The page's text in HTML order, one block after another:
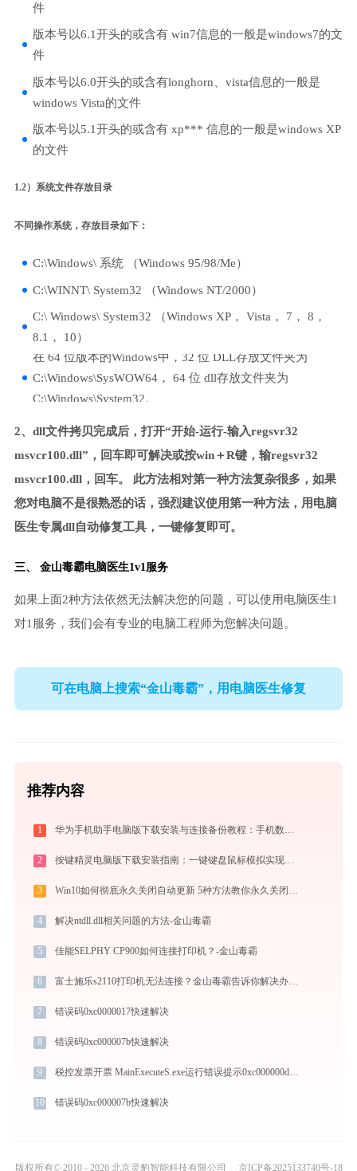
件
版本号以6.1开头的或含有 win7信息的一般是windows7的文
件
版本号以6.0开头的或含有longhorn、vista信息的一般是
windows Vista的文件
版本号以5.1开头的或含有 xp*** 信息的一般是windows XP
的文件
1.2）系统文件存放目录
不同操作系统，存放目录如下：
C:\Windows\ 系统 （Windows 95/98/Me）
C:\WINNT\ System32 （Windows NT/2000）
C:\ Windows\ System32 （Windows XP， Vista， 7， 8，
8.1， 10）
在 64 位版本的Windows中，32 位 DLL存放文件夹为
C:\Windows\SysWOW64， 64 位 dll存放文件夹为
C:\Windows\System32。
2、dll文件拷贝完成后，打开“开始-运行-输入regsvr32
msvcr100.dll”，回车即可解决或按win＋R键，输regsvr32
msvcr100.dll，回车。 此方法相对第一种方法复杂很多，如果
您对电脑不是很熟悉的话，强烈建议使用第一种方法，用电脑
医生专属dll自动修复工具，一键修复即可。
三、 金山毒霸电脑医生1v1服务
如果上面2种方法依然无法解决您的问题，可以使用电脑医生1
对1服务，我们会有专业的电脑工程师为您解决问题。
可在电脑上搜索“金山毒霸”，用电脑医生修复
推荐内容
1 华为手机助手电脑版下载安装与连接备份教程：手机数据双向传输与系统修复指南
2 按键精灵电脑版下载安装指南：一键键盘鼠标模拟实现电脑自动办公与挂机
3 Win10如何彻底永久关闭自动更新 5种方法教你永久关闭win10自动更新
4 解决ntdll.dll相关问题的方法-金山毒霸
5 佳能SELPHY CP900如何连接打印机？-金山毒霸
6 富士施乐s2110打印机无法连接？金山毒霸告诉你解决办法！
7 错误码0xc0000017快速解决
8 错误码0xc000007b快速解决
9 税控发票开票 MainExecuteS.exe运行错误提示0xc000000d的解决办法
10 错误码0xc000007b快速解决
版权所有© 2010 - 2026 北京灵豹智能科技有限公司 京ICP备2025133740号-18